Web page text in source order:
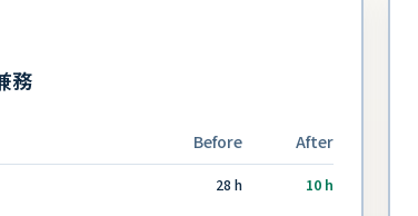
務
Before
After
28 h
10 h